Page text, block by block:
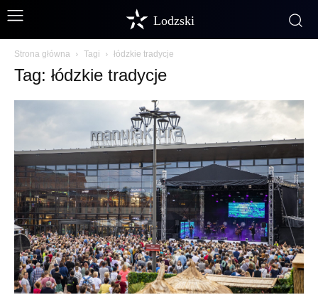
Lodzski
Strona główna Tagi łódzkie tradycje
Tag: łódzkie tradycje